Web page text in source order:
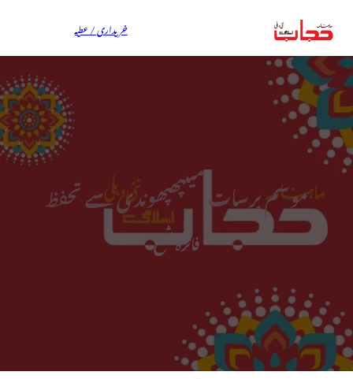
خریداری / عطیہ
موسم برسات میںپھپھوندی سے تحفظ
فائزہ شیخ